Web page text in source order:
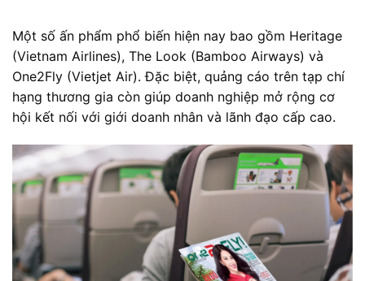
Một số ấn phẩm phổ biến hiện nay bao gồm Heritage
(Vietnam Airlines), The Look (Bamboo Airways) và
One2Fly (Vietjet Air). Đặc biệt, quảng cáo trên tạp chí
hạng thương gia còn giúp doanh nghiệp mở rộng cơ
hội kết nối với giới doanh nhân và lãnh đạo cấp cao.